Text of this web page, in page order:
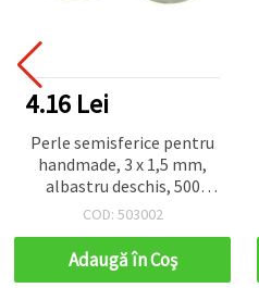
4.16 Lei
Perle semisferice pentru
handmade, 3 x 1,5 mm,
albastru deschis, 500
bucăți
COD: 503002
Adaugă în Coş